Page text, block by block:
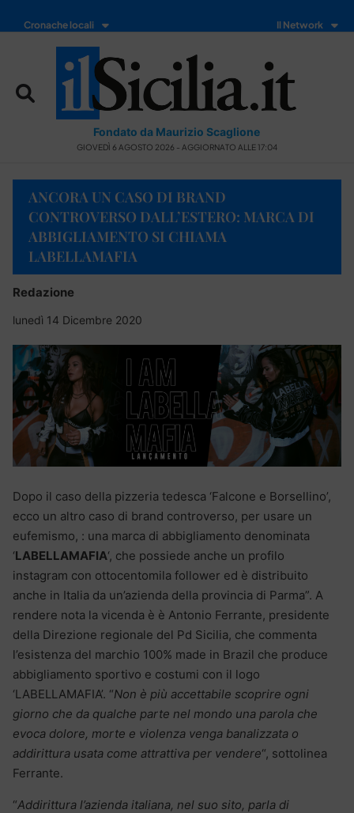
Cronache locali Il Network
Fondato da Maurizio Scaglione
GIOVEDÌ 6 AGOSTO 2026 - AGGIORNATO ALLE 17:04
ANCORA UN CASO DI BRAND
CONTROVERSO DALL’ESTERO: MARCA DI
ABBIGLIAMENTO SI CHIAMA
LABELLAMAFIA
Redazione
lunedì 14 Dicembre 2020
Dopo il caso della pizzeria tedesca ‘Falcone e Borsellino’,
ecco un altro caso di brand controverso, per usare un
eufemismo, : una marca di abbigliamento denominata
‘LABELLAMAFIA‘, che possiede anche un profilo
instagram con ottocentomila follower ed è distribuito
anche in Italia da un’azienda della provincia di Parma”. A
rendere nota la vicenda è è Antonio Ferrante, presidente
della Direzione regionale del Pd Sicilia, che commenta
l’esistenza del marchio 100% made in Brazil che produce
abbigliamento sportivo e costumi con il logo
‘LABELLAMAFIA’. “Non è più accettabile scoprire ogni
giorno che da qualche parte nel mondo una parola che
evoca dolore, morte e violenza venga banalizzata o
addirittura usata come attrattiva per vendere“, sottolinea
Ferrante.
“Addirittura l’azienda italiana, nel suo sito, parla di